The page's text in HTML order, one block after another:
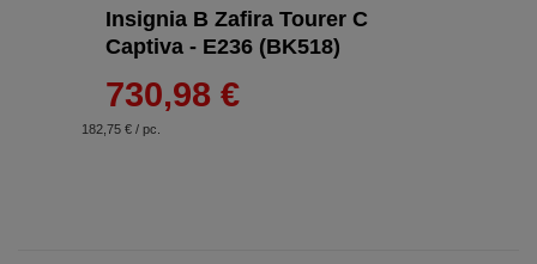
Insignia B Zafira Tourer C
Captiva - E236 (BK518)
730,98 €
182,75 € / pc.